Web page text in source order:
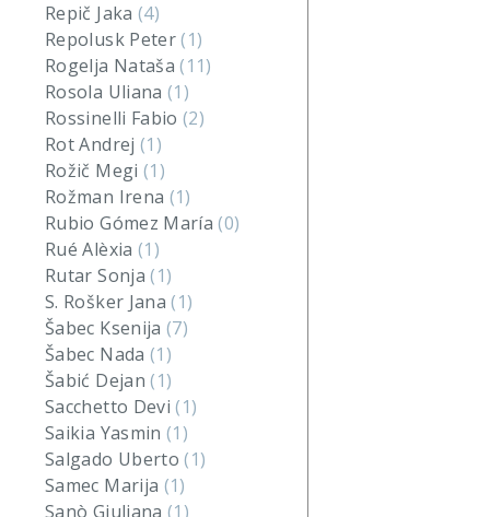
Repič Jaka (4)
Repolusk Peter(1)
Rogelja Nataša(11)
Rosola Uliana(1)
Rossinelli Fabio(2)
Rot Andrej (1)
Rožič Megi (1)
Rožman Irena (1)
Rubio Gómez María(0)
Rué Alèxia (1)
Rutar Sonja(1)
S. Rošker Jana(1)
Šabec Ksenija(7)
Šabec Nada (1)
Šabić Dejan(1)
Sacchetto Devi(1)
Saikia Yasmin(1)
Salgado Uberto(1)
Samec Marija (1)
Sanò Giuliana(1)